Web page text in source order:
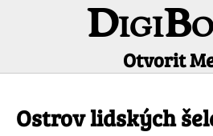
Otvorit
Ostrov lidských